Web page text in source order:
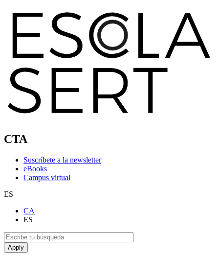
CTA
Suscríbete a la newsletter
eBooks
Campus virtual
ES
CA
ES